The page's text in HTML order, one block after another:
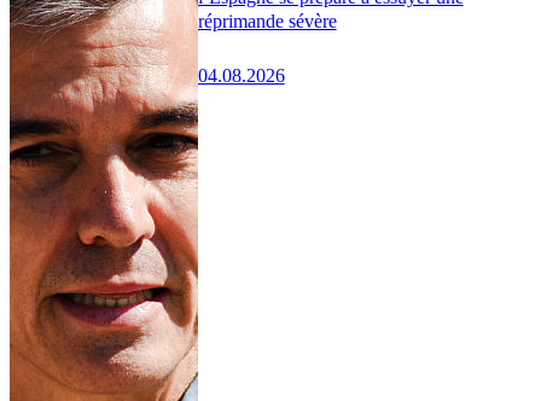
réprimande sévère
04.08.2026